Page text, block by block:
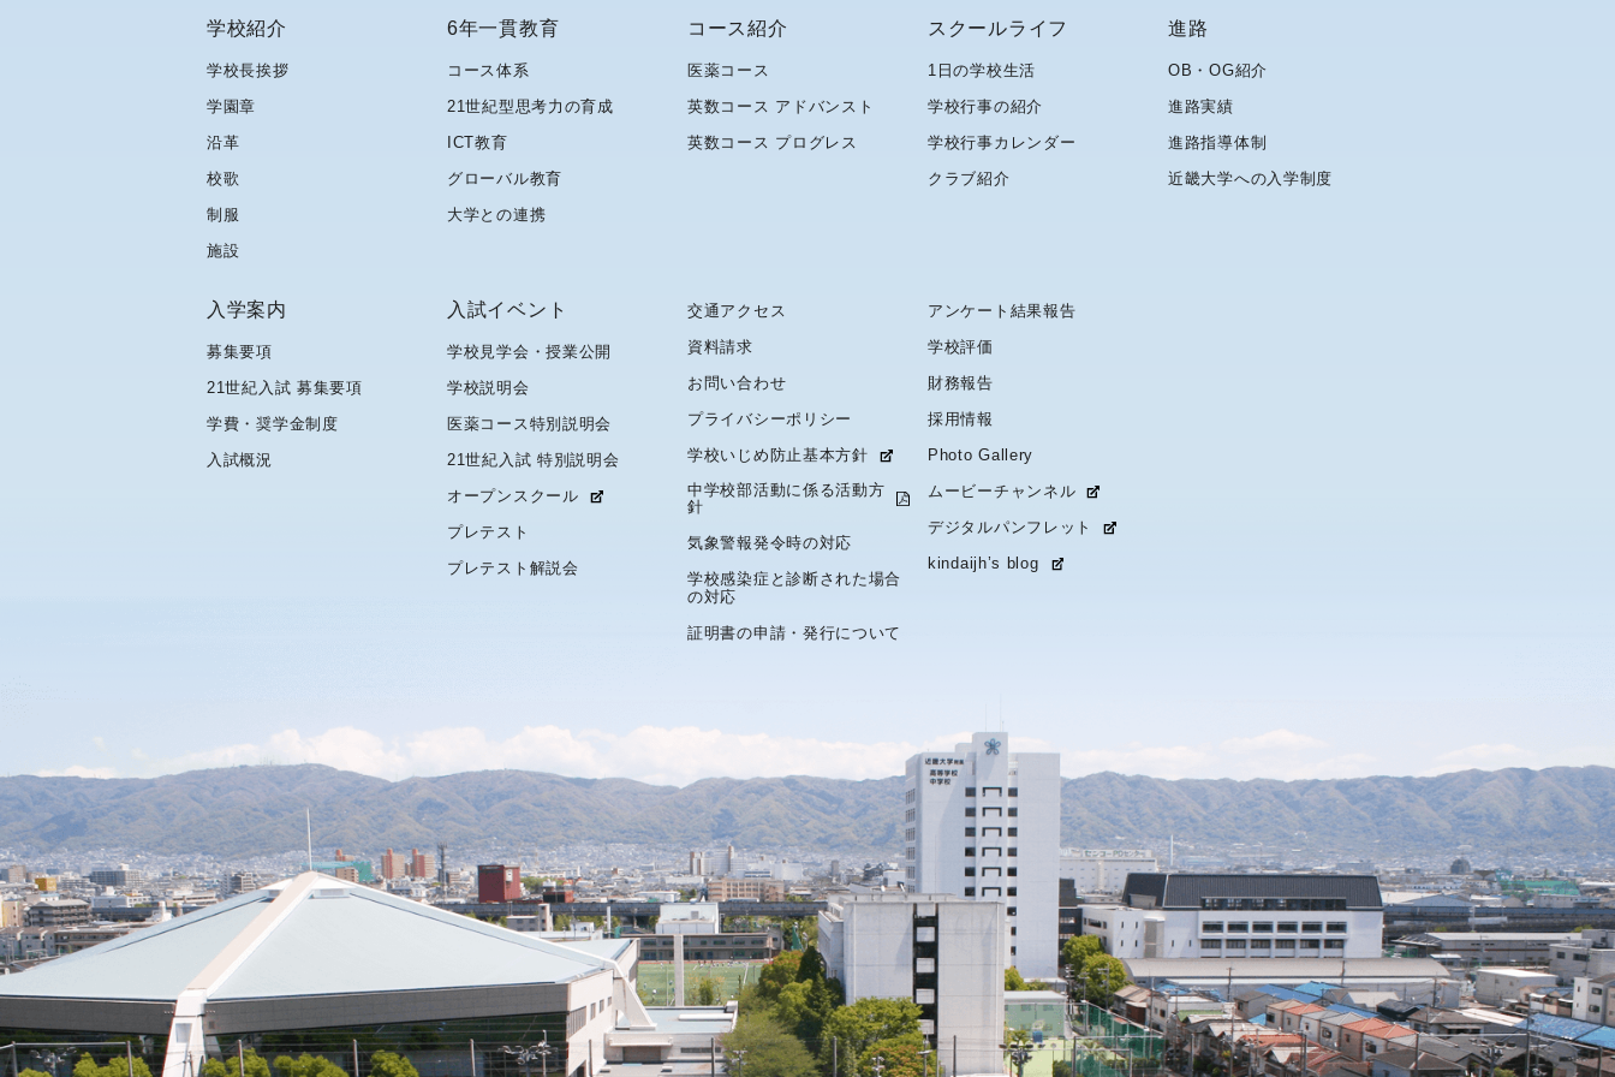
学校紹介
学校長挨拶
学園章
沿革
校歌
制服
施設
6年一貫教育
コース体系
21世紀型思考力の育成
ICT教育
グローバル教育
大学との連携
コース紹介
医薬コース
英数コース アドバンスト
英数コース プログレス
スクールライフ
1日の学校生活
学校行事の紹介
学校行事カレンダー
クラブ紹介
進路
OB・OG紹介
進路実績
進路指導体制
近畿大学への入学制度
入学案内
募集要項
21世紀入試 募集要項
学費・奨学金制度
入試概況
入試イベント
学校見学会・授業公開
学校説明会
医薬コース特別説明会
21世紀入試 特別説明会
オープンスクール
プレテスト
プレテスト解説会
交通アクセス
資料請求
お問い合わせ
プライバシーポリシー
学校いじめ防止基本方針
中学校部活動に係る活動方
針
気象警報発令時の対応
学校感染症と診断された場合
の対応
証明書の申請・発行について
アンケート結果報告
学校評価
財務報告
採用情報
Photo Gallery
ムービーチャンネル
デジタルパンフレット
kindaijh’s blog